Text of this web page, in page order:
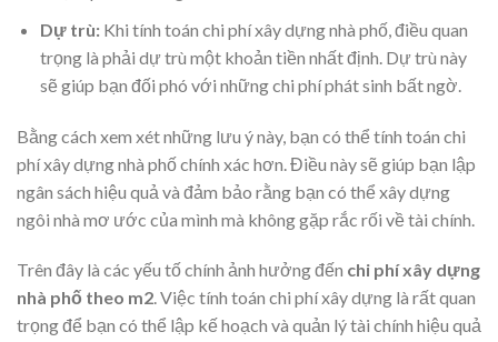
Dự trù:Khi tính toán chi phí xây dựng nhà phố, điều quan
trọng là phải dự trù một khoản tiền nhất định. Dự trù này
sẽ giúp bạn đối phó với những chi phí phát sinh bất ngờ.
Bằng cách xem xét những lưu ý này, bạn có thể tính toán chi
phí xây dựng nhà phố chính xác hơn. Điều này sẽ giúp bạn lập
ngân sách hiệu quả và đảm bảo rằng bạn có thể xây dựng
ngôi nhà mơ ước của mình mà không gặp rắc rối về tài chính.
Trên đây là các yếu tố chính ảnh hưởng đến chi phí xây dựng
nhà phố theo m2. Việc tính toán chi phí xây dựng là rất quan
trọng để bạn có thể lập kế hoạch và quản lý tài chính hiệu quả